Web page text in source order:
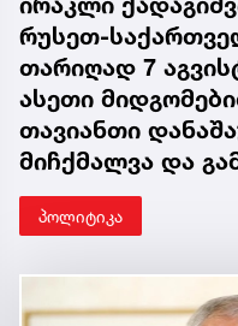
რუსეთ-
თარიღად 7
ასეთი
თავიანთი
მიჩქმალვა და
პოლიტიკა